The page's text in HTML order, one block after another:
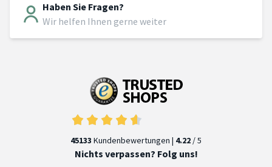
Haben Sie Fragen?
Wir helfen Ihnen gerne weiter
45133 Kundenbewertungen | 4.22 / 5
Nichts verpassen? Folg uns!